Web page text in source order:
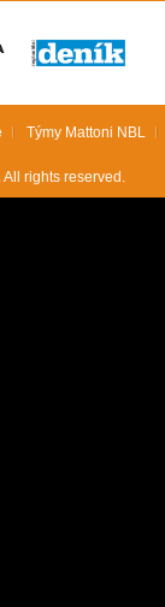
Týmy Mattoni NBL
rights reserved.